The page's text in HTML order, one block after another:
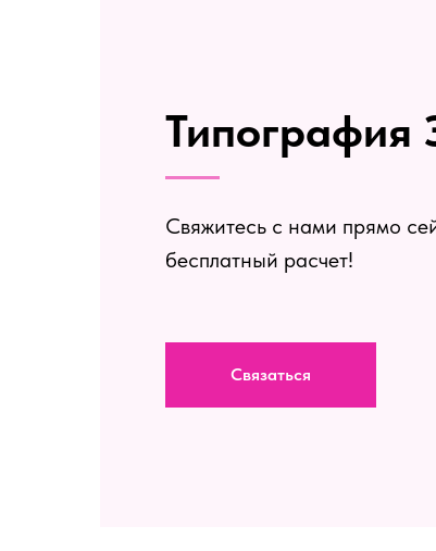
Типография
Свяжитесь с нами прямо
бесплатный расчет!
Связаться